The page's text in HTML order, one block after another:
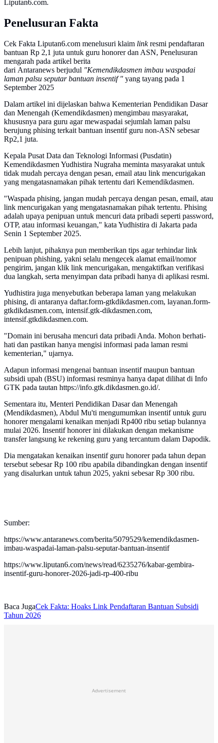
Liputan6.com.
Penelusuran Fakta
Cek Fakta Liputan6.com menelusuri klaim linkresmi pendaftaran
bantuan Rp 2,1 juta untuk guru honorer dan ASN, Penelusuran
mengarah pada artikel berita
dari Antaranews berjudul "Kemendikdasmen imbau waspadai
laman palsu seputar bantuan insentif " yang tayang pada 1
September 2025
Dalam artikel ini dijelaskan bahwa Kementerian Pendidikan Dasar
dan Menengah (Kemendikdasmen) mengimbau masyarakat,
khususnya para guru agar mewaspadai sejumlah laman palsu
berujung phising terkait bantuan insentif guru non-ASN sebesar
Rp2,1 juta.
Kepala Pusat Data dan Teknologi Informasi (Pusdatin)
Kemendikdasmen Yudhistira Nugraha meminta masyarakat untuk
tidak mudah percaya dengan pesan, email atau link mencurigakan
yang mengatasnamakan pihak tertentu dari Kemendikdasmen.
"Waspada phising, jangan mudah percaya dengan pesan, email, atau
link mencurigakan yang mengatasnamakan pihak tertentu. Phising
adalah upaya penipuan untuk mencuri data pribadi seperti password,
OTP, atau informasi keuangan," kata Yudhistira di Jakarta pada
Senin 1 September 2025.
Lebih lanjut, pihaknya pun memberikan tips agar terhindar link
penipuan phishing, yakni selalu mengecek alamat email/nomor
pengirim, jangan klik link mencurigakan, mengaktifkan verifikasi
dua langkah, serta menyimpan data pribadi hanya di aplikasi resmi.
Yudhistira juga menyebutkan beberapa laman yang melakukan
phising, di antaranya daftar.form-gtkdikdasmen.com, layanan.form-
gtkdikdasmen.com, intensif.gtk-dikdasmen.com,
intensif.gtkdikdasmen.com.
"Domain ini berusaha mencuri data pribadi Anda. Mohon berhati-
hati dan pastikan hanya mengisi informasi pada laman resmi
kementerian," ujarnya.
Adapun informasi mengenai bantuan insentif maupun bantuan
subsidi upah (BSU) informasi resminya hanya dapat dilihat di Info
GTK pada tautan https://info.gtk.dikdasmen.go.id/.
Sementara itu, Menteri Pendidikan Dasar dan Menengah
(Mendikdasmen), Abdul Mu'ti mengumumkan insentif untuk guru
honorer mengalami kenaikan menjadi Rp400 ribu setiap bulannya
mulai 2026. Insentif honorer ini dilakukan dengan mekanisme
transfer langsung ke rekening guru yang tercantum dalam Dapodik.
Dia mengatakan kenaikan insentif guru honorer pada tahun depan
tersebut sebesar Rp 100 ribu apabila dibandingkan dengan insentif
yang disalurkan untuk tahun 2025, yakni sebesar Rp 300 ribu.
Sumber:
https://www.antaranews.com/berita/5079529/kemendikdasmen-
imbau-waspadai-laman-palsu-seputar-bantuan-insentif
https://www.liputan6.com/news/read/6235276/kabar-gembira-
insentif-guru-honorer-2026-jadi-rp-400-ribu
Baca JugaCek Fakta: Hoaks Link Pendaftaran Bantuan Subsidi
Tahun 2026
Advertisement